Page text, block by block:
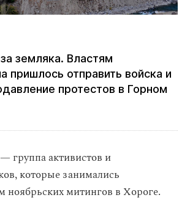
земляка. Властям
пришлось отправить войска и
протестов в Горном
группа активистов и
которые занимались
ноябрьских митингов в Хороге.